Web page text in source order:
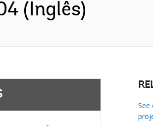
(Inglês)
See